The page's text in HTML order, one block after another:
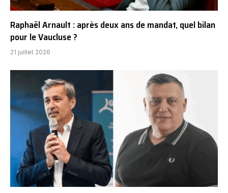
Raphaël Arnault : après deux ans de mandat, quel bilan
pour le Vaucluse ?
21 juillet 2026